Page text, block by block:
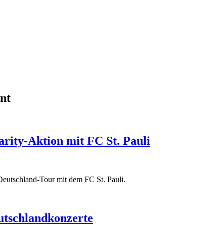
Aktion mit FC St. Pauli
Tour mit dem FC St. Pauli.